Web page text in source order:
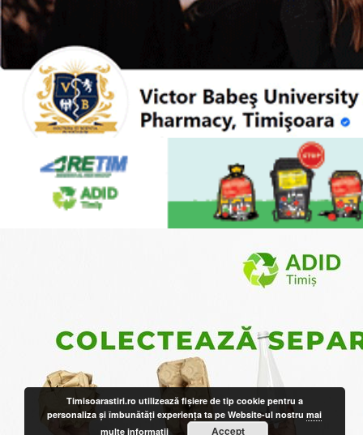
Timisoarastiri.ro utilizează fişiere de tip cookie pentru a
personaliza și îmbunătăți experiența ta pe Website-ul nostrumai
multe informatii
Accept